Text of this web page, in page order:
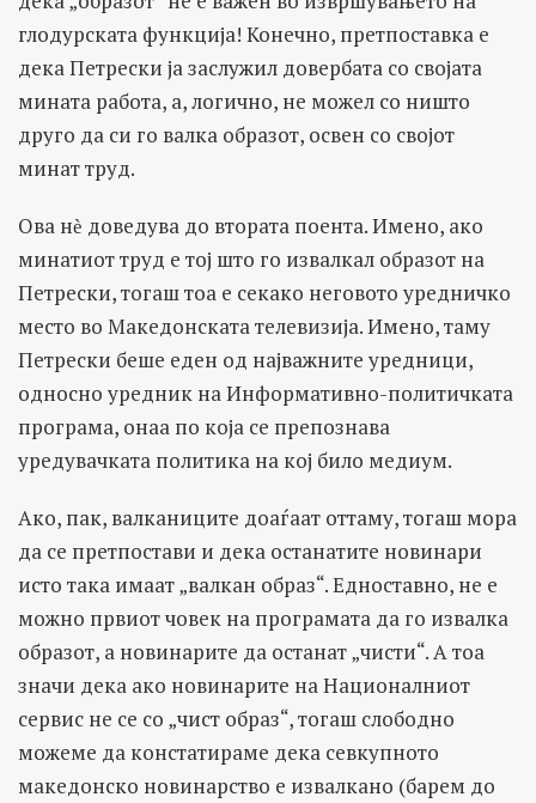
глодурската функција! Конечно, претпоставка е
дека Петрески ја заслужил довербата со својата
мината работа, а, логично, не можел со ништо
друго да си го валка образот, освен со својот
минат труд.
Ова нѐ доведува до втората поента. Имено, ако
минатиот труд е тој што го извалкал образот на
Петрески, тогаш тоа е секако неговото уредничко
место во Македонската телевизија. Имено, таму
Петрески беше еден од најважните уредници,
односно уредник на Информативно-политичката
програма, онаа по која се препознава
уредувачката политика на кој било медиум.
Ако, пак, валканиците доаѓаат оттаму, тогаш мора
да се претпостави и дека останатите новинари
исто така имаат „валкан образ“. Едноставно, не е
можно првиот човек на програмата да го извалка
образот, а новинарите да останат „чисти“. А тоа
значи дека ако новинарите на Националниот
сервис не се со „чист образ“, тогаш слободно
можеме да констатираме дека севкупното
македонско новинарство е извалкано (барем до